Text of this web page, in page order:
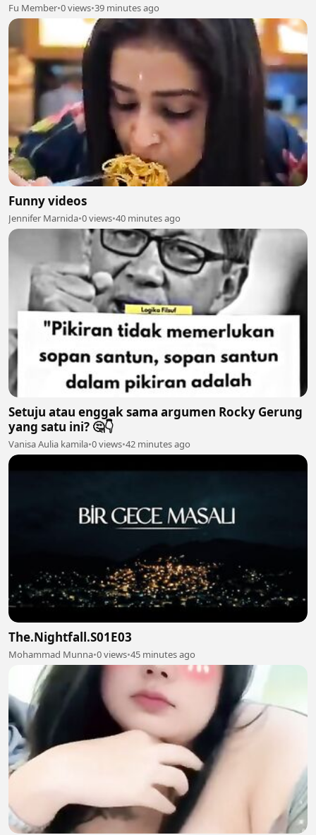
Fu Member•0 views•39 minutes ago
Funny videos
Jennifer Marnida•0 views•40 minutes ago
Setuju atau enggak sama argumen Rocky Gerung
yang satu ini? 🤔👇
Vanisa Aulia kamila•0 views•42 minutes ago
The.Nightfall.S01E03
Mohammad Munna•0 views•45 minutes ago